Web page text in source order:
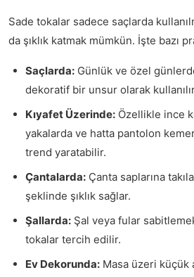
Sade tokalar sadece saçlarda
da şıklık katmak mümkün. İşte bazı
Saçlarda: Günlük ve özel
dekoratif bir unsur olarak
Kıyafet Üzerinde: Özellikle ince
yakalarda ve hatta pantolon
trend yaratabilir.
Çantalarda: Çanta saplarına
şeklinde şıklık sağlar.
Şallarda: Şal veya fular
tokalar tercih edilir.
Ev Dekorunda: Masa üzeri küçük